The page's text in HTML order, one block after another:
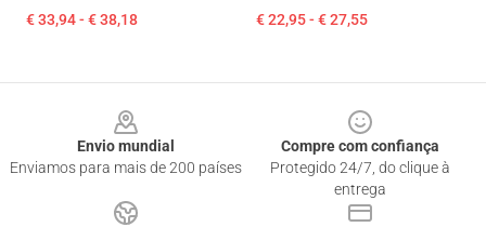
€ 33,94 - € 38,18 € 22,95 - € 27,55
Envio mundial
Enviamos para mais de 200 países
Compre com confiança
Protegido 24/7, do clique à
entrega